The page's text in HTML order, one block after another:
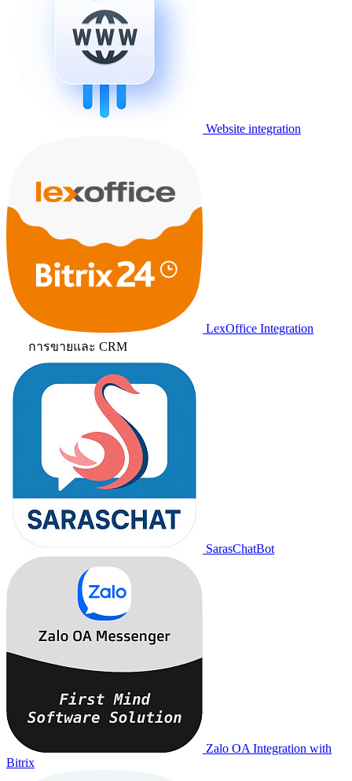
Website integration
LexOffice Integration
การขายและ CRM
SarasChatBot
Zalo OA Integration with
Bitrix